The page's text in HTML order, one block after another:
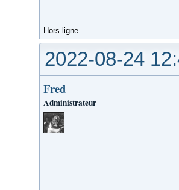
Hors ligne
2022-08-24
Fred
Administrateur